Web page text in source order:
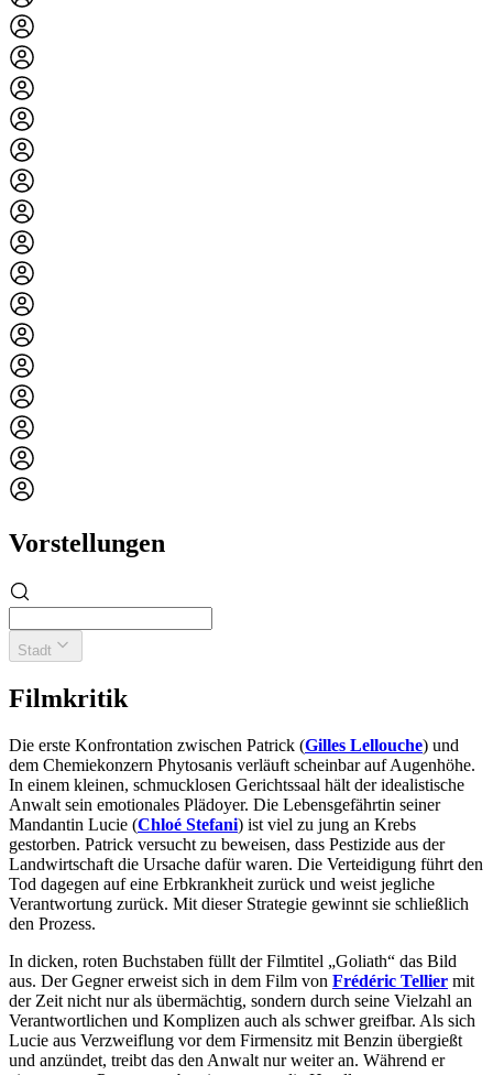
Vorstellungen
Stadt
Filmkritik
Die erste Konfrontation zwischen Patrick (Gilles Lellouche) und
dem Chemiekonzern Phytosanis verläuft scheinbar auf Augenhöhe.
In einem kleinen, schmucklosen Gerichtssaal hält der idealistische
Anwalt sein emotionales Plädoyer. Die Lebensgefährtin seiner
Mandantin Lucie (Chloé Stefani) ist viel zu jung an Krebs
gestorben. Patrick versucht zu beweisen, dass Pestizide aus der
Landwirtschaft die Ursache dafür waren. Die Verteidigung führt den
Tod dagegen auf eine Erbkrankheit zurück und weist jegliche
Verantwortung zurück. Mit dieser Strategie gewinnt sie schließlich
den Prozess.
In dicken, roten Buchstaben füllt der Filmtitel „Goliath“ das Bild
aus. Der Gegner erweist sich in dem Film von Frédéric Tellier mit
der Zeit nicht nur als übermächtig, sondern durch seine Vielzahl an
Verantwortlichen und Komplizen auch als schwer greifbar. Als sich
Lucie aus Verzweiflung vor dem Firmensitz mit Benzin übergießt
und anzündet, treibt das den Anwalt nur weiter an. Während er